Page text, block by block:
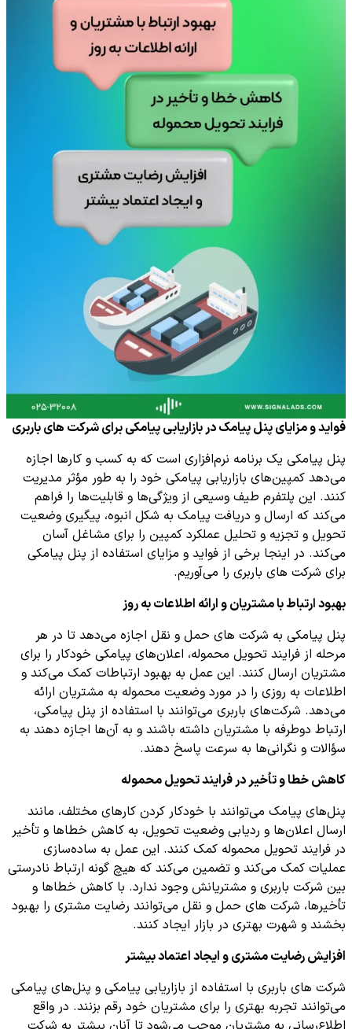
فواید و مزایای پنل پیامک در بازاریابی پیامکی برای شرکت های باربری
پنل پیامکی یک برنامه نرم‌افزاری است که به کسب و کارها اجازه
می‌دهد کمپین‌های بازاریابی پیامکی خود را به طور مؤثر مدیریت
کنند. این پلتفرم طیف وسیعی از ویژگی‌ها و قابلیت‌ها را فراهم
می‌کند که ارسال و دریافت پیامک به شکل انبوه، پیگیری وضعیت
تحویل و تجزیه و تحلیل عملکرد کمپین را برای مشاغل آسان
می‌کند. در اینجا برخی از فواید و مزایای استفاده از پنل پیامکی
برای شرکت های باربری را می‌آوریم.
بهبود ارتباط با مشتریان و ارائه اطلاعات به روز
پنل پیامکی به شرکت های حمل و نقل اجازه می‌دهد تا در هر
مرحله از فرایند تحویل محموله، اعلان‌های پیامکی خودکار را برای
مشتریان ارسال کنند. این عمل به بهبود ارتباطات کمک می‌کند و
اطلاعات به روزی را در مورد وضعیت محموله به مشتریان ارائه
می‌دهد. شرکت‌های باربری می‌توانند با استفاده از پنل پیامکی،
ارتباط دوطرفه با مشتریان داشته باشند و به آن‌ها اجازه دهند به
سؤالات و نگرانی‌ها به سرعت پاسخ دهند.
کاهش خطا و تأخیر در فرایند تحویل محموله
پنل‌های پیامک می‌توانند با خودکار کردن کارهای مختلف، مانند
ارسال اعلان‌ها و ردیابی وضعیت تحویل، به کاهش خطاها و تأخیر
در فرایند تحویل محموله کمک کنند. این عمل به ساده‌سازی
عملیات کمک می‌کند و تضمین می‌کند که هیچ گونه ارتباط نادرستی
بین شرکت باربری و مشتریانش وجود ندارد. با کاهش خطاها و
تأخیرها، شرکت های حمل و نقل می‌توانند رضایت مشتری را بهبود
بخشند و شهرت بهتری در بازار ایجاد کنند.
افزایش رضایت مشتری و ایجاد اعتماد بیشتر
شرکت های باربری با استفاده از بازاریابی پیامکی و پنل‌های پیامکی
می‌توانند تجربه بهتری را برای مشتریان خود رقم بزنند. در واقع